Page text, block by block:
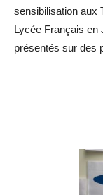
sensibilisation aux
Lycée Français en
présentés sur des